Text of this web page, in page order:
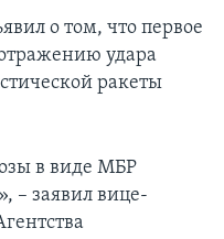
о том, что первое
удара
ракеты
в виде МБР
– заявил вице-